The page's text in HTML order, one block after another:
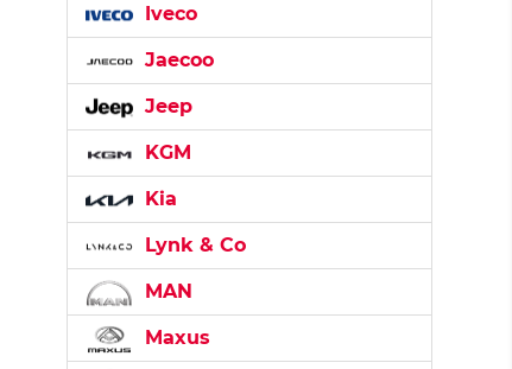
Iveco
Jaecoo
Jeep
KGM
Kia
Lynk & Co
MAN
Maxus